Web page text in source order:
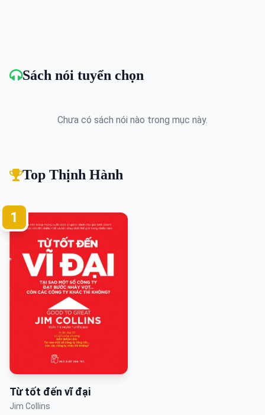
Sách nói tuyển chọn
Chưa có sách nói nào trong mục này.
Top Thịnh Hành
1
Từ tốt đến vĩ đại
Jim Collins